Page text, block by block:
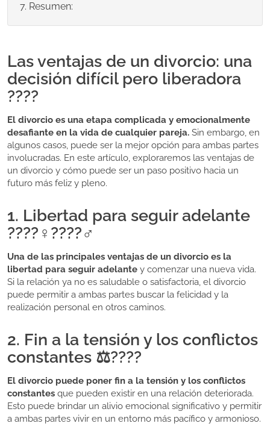
Resumen:
Las ventajas de un divorcio: una
decisión difícil pero liberadora
????
El divorcio es una etapa complicada y emocionalmente
desafiante en la vida de cualquier pareja. Sin embargo, en
algunos casos, puede ser la mejor opción para ambas partes
involucradas. En este artículo, exploraremos las ventajas de
un divorcio y cómo puede ser un paso positivo hacia un
futuro más feliz y pleno.
1. Libertad para seguir adelante
????‍♀️????‍♂️
Una de las principales ventajas de un divorcio es la
libertad para seguir adelante y comenzar una nueva vida.
Si la relación ya no es saludable o satisfactoria, el divorcio
puede permitir a ambas partes buscar la felicidad y la
realización personal en otros caminos.
2. Fin a la tensión y los conflictos
constantes ⚖️????
El divorcio puede poner fin a la tensión y los conflictos
constantes que pueden existir en una relación deteriorada.
Esto puede brindar un alivio emocional significativo y permitir
a ambas partes vivir en un entorno más pacífico y armonioso.